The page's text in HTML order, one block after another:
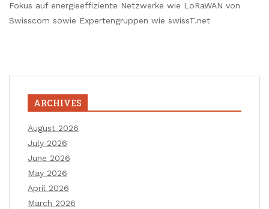
Fokus auf energieeffiziente Netzwerke wie LoRaWAN von
Swisscom sowie Expertengruppen wie swissT.net
ARCHIVES
August 2026
July 2026
June 2026
May 2026
April 2026
March 2026